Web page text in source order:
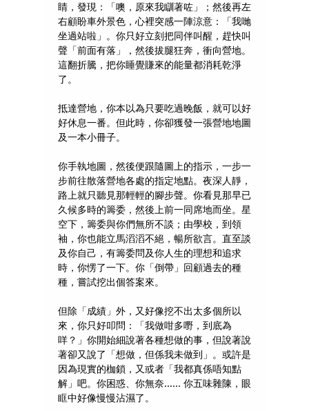
睛，發現：「噢，原來我瞓著咗」；然後再左
右顧盼車外景色，心裡突感一陣涼意：「我哋
坐過站啦」。你只好立刻把同伴叫醒，趕快叫
聲「前面有落」，然後拔腿狂奔，衝向營地。
這翻折騰，把你睡覺賺來的能量都消耗乾淨
了。
抵達營地，你本以為只要吃過晚飯，就可以好
好休息一番。但此時，你卻獲發一張營地地圖
及一本小冊子。
你手執地圖，然後便跟隨圖上的指示，一步一
步前往散落營地各處的指定地點。夜深人靜，
路上就只聽見那輕輕的腳步聲。你看見那早已
久候多時的籌委，然後上前一同席地而坐。星
空下，籌委與你們無所不談；由學校，到領
袖，你也能立馬滔滔不絕，暢所欲言。直至談
及你自己，有籌委問及你人生的理想和追求
時，你愣了一下。你「倒帶」回顧過去的種
種，嘗試挖出個答案來。
但除「成績」外，又好像挖不出太多個所以
來，你只好叩問：「我做咁多嘢，到底為
咩？」你開始細說著各種想做的事，但說著說
著卻又說了「想做，但係我未做到」。或許是
因為現實的枷鎖，又或者「我都真係唔知點
解」吧。你困惑、你無奈...... 你五味雜陳，眼
眶中好像慢慢沾濕了。